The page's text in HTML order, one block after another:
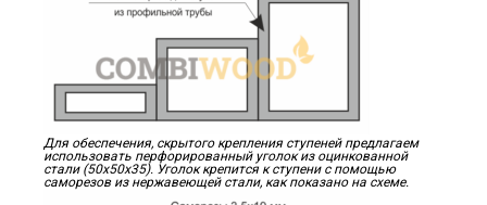
Для обеспечения, скрытого крепления ступеней предлагаем
использовать перфорированный уголок из оцинкованной
стали (50х50х35). Уголок крепится к ступени с помощью
саморезов из нержавеющей стали, как показано на схеме.